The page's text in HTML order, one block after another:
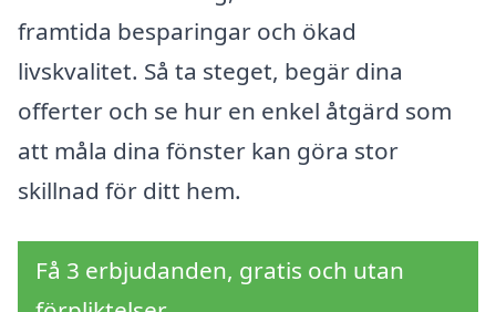
framtida besparingar och ökad
livskvalitet. Så ta steget, begär dina
offerter och se hur en enkel åtgärd som
att måla dina fönster kan göra stor
skillnad för ditt hem.
Få 3 erbjudanden, gratis och utan